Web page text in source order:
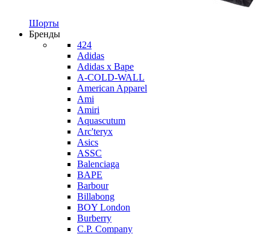
Шорты
Бренды
424
Adidas
Adidas x Bape
A-COLD-WALL
American Apparel
Ami
Amiri
Aquascutum
Arc'teryx
Asics
ASSC
Balenciaga
BAPE
Barbour
Billabong
BOY London
Burberry
C.P. Company